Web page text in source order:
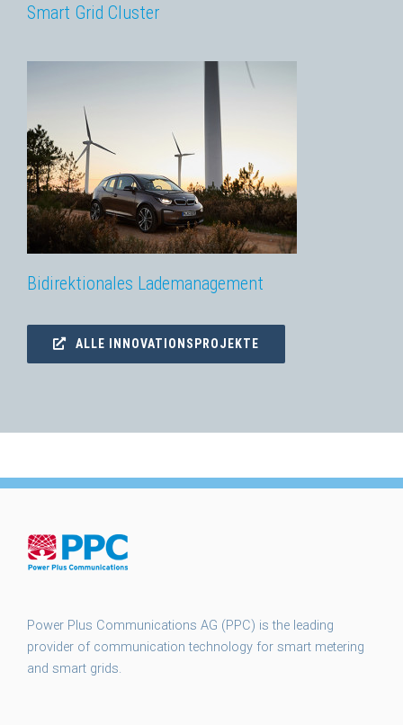
Smart Grid Cluster
Bidirektionales Lademanagement
ALLE INNOVATIONSPROJEKTE
Power Plus Communications AG (PPC) is the leading
provider of communication technology for smart metering
and smart grids.